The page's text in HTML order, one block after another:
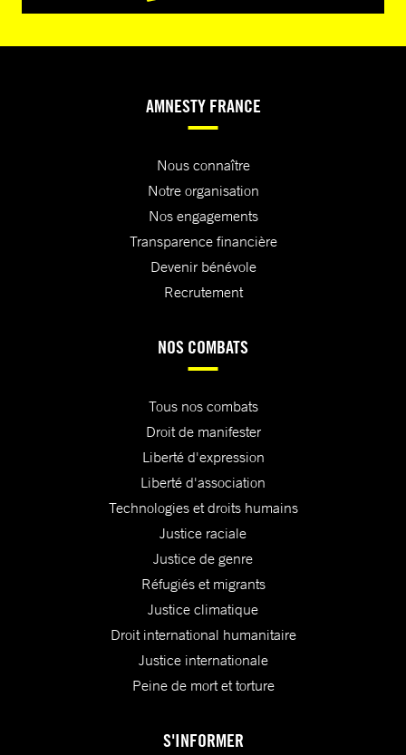
AMNESTY FRANCE
Nous connaître
Notre organisation
Nos engagements
Transparence financière
Devenir bénévole
Recrutement
NOS COMBATS
Tous nos combats
Droit de manifester
Liberté d'expression
Liberté d'association
Technologies et droits humains
Justice raciale
Justice de genre
Réfugiés et migrants
Justice climatique
Droit international humanitaire
Justice internationale
Peine de mort et torture
S'INFORMER